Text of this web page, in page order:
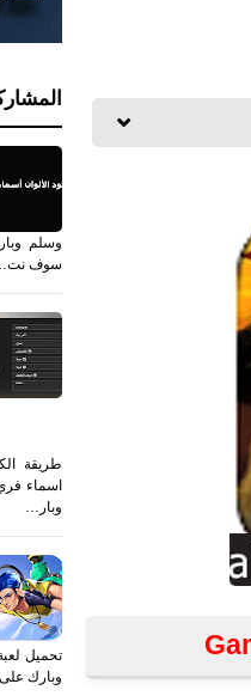
وسلم
سوف
طريقة
اسماء
وبار…
وبارك